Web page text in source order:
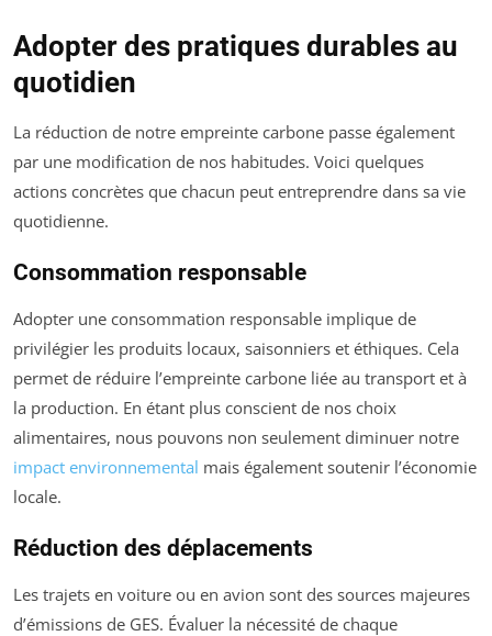
Adopter des pratiques durables au
quotidien
La réduction de notre empreinte carbone passe également
par une modification de nos habitudes. Voici quelques
actions concrètes que chacun peut entreprendre dans sa vie
quotidienne.
Consommation responsable
Adopter une consommation responsable implique de
privilégier les produits locaux, saisonniers et éthiques. Cela
permet de réduire l’empreinte carbone liée au transport et à
la production. En étant plus conscient de nos choix
alimentaires, nous pouvons non seulement diminuer notre
impact environnemental mais également soutenir l’économie
locale.
Réduction des déplacements
Les trajets en voiture ou en avion sont des sources majeures
d’émissions de GES. Évaluer la nécessité de chaque